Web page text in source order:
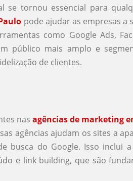
se tornou essencial para
pode ajudar as empresas a
como Google Ads,
público mais amplo e
de clientes.
nas agências de marketing
agências ajudam os sites a
busca do Google. Isso inclui
e link building, que são